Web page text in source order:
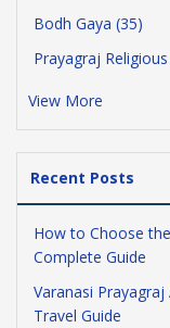
Bodh Gaya (35)
Prayagraj
View More
Recent Posts
How to Choose
Complete Guide
Varanasi
Travel Guide